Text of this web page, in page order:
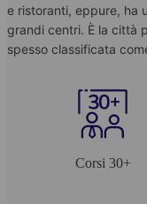
e ristoranti, eppure, ha
grandi centri. È la città
spesso classificata
Corsi 30+